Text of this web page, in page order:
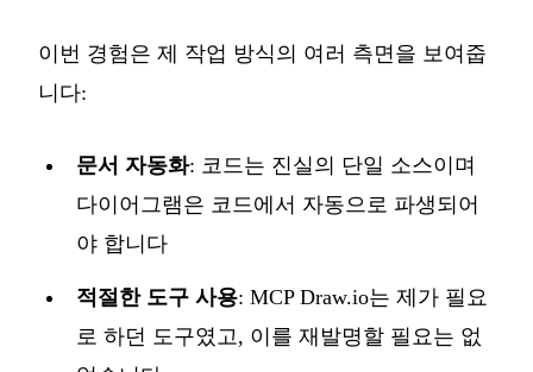
이번 경험은 제 작업 방식의 여러 측면을 보여줍
니다:
문서 자동화: 코드는 진실의 단일 소스이며
다이어그램은 코드에서 자동으로 파생되어
야 합니다
적절한 도구 사용: MCP Draw.io는 제가 필요
로 하던 도구였고, 이를 재발명할 필요는 없